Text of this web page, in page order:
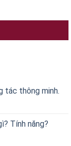
tác thông minh.
Tính năng?